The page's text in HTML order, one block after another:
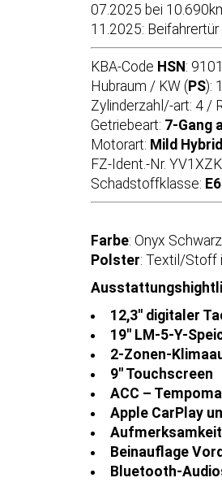
07.2025 bei
11.2025:
KBA-Code HSN :
Hubraum / KW ( PS):
Zylinderzahl/-art: 4 /
Getriebeart: 7-Gang
Motorart: Mild
FZ-Ident.-Nr.
Schadstoffklasse:
Farbe: Onyx Schwarz
Polster: Textil/Stoff
12,3'' digitaler
19'' LM-5-Y-
2-Zonen-
9'' Touchscreen
ACC –
Apple CarPlay
Beinauflage
Bluetooth-